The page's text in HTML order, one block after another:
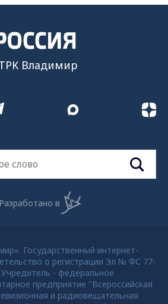
Владимир
Разработано в
Государственный интернет-
о регистрации Эл № ФС 77-
Учредитель - федеральное
предприятие "Всероссийская
и радиовещательная